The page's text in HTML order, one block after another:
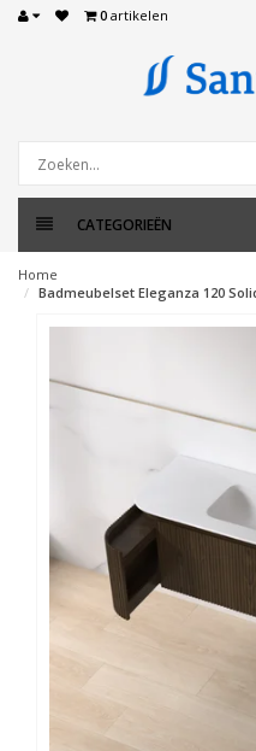
0 artikelen
CATEGORIEËN
Home
Badmeubelset Eleganza 120